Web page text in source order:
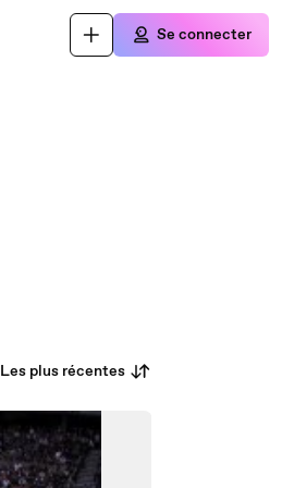
Se connecter
Les plus récentes